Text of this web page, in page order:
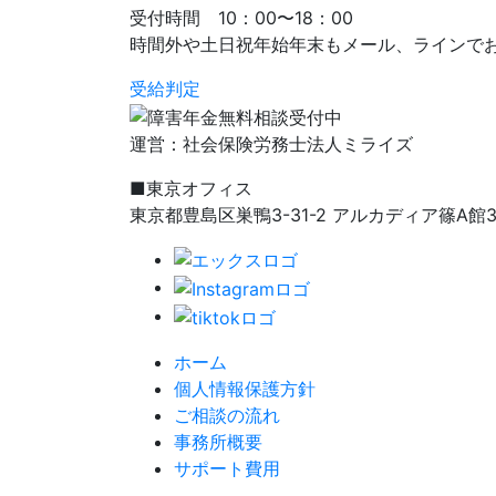
受付時間 10：00〜18：00
時間外や土日祝年始年末もメール、ラインで
受給判定
運営：社会保険労務士法人ミライズ
■東京オフィス
東京都豊島区巣鴨3-31-2 アルカディア篠A館
ホーム
個人情報保護方針
ご相談の流れ
事務所概要
サポート費用